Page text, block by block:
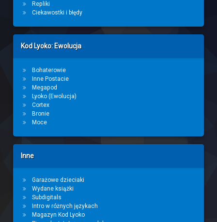
Repliki
Ciekawostki i błędy
Kod Lyoko: Ewolucja
Bohaterowie
Inne Postacie
Megapod
Lyoko (Ewolucja)
Cortex
Bronie
Moce
Inne
Garażowe dzieciaki
Wydane książki
Subdigitals
Intro w różnych językach
Magazyn Kod Lyoko